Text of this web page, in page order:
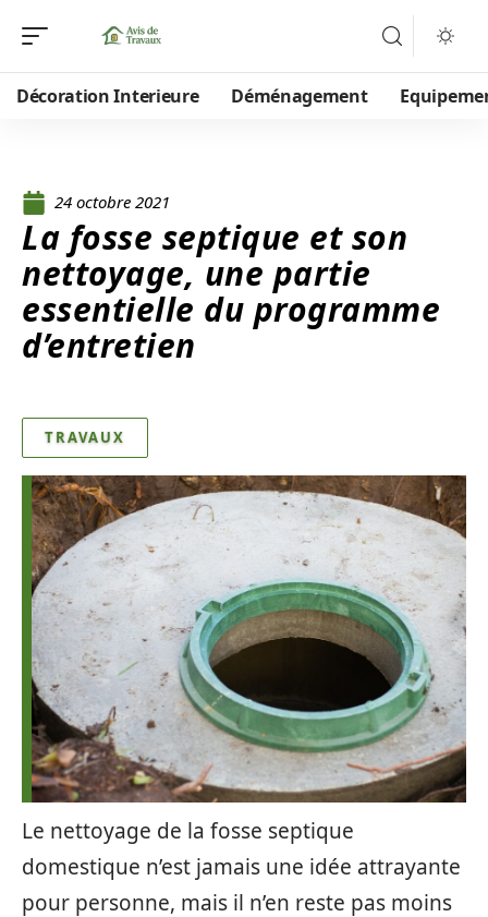
Décoration Interieure Déménagement
24 octobre 2021
La fosse septique et son
nettoyage, une partie
essentielle du programme
d’entretien
TRAVAUX
Le nettoyage de la fosse septique
domestique n’est jamais une idée attrayante
pour personne, mais il n’en reste pas moins